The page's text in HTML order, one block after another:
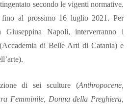
secondo le vigenti normative.
fino al prossimo 16 luglio 2021. Per
Giuseppina Napoli, interverranno i
di Belle Arti di Catania) e
di sei sculture (Anthropocene,
Femminile, Donna della Preghiera,